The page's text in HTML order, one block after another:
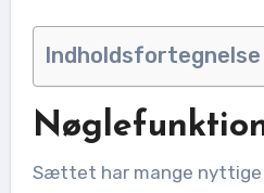
Indholdsfortegnelse
Sættet har mange nyttige